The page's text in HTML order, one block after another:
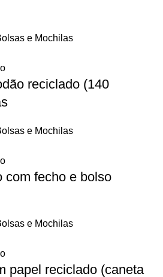
e Mochilas
reciclado (140
e Mochilas
com fecho e bolso
e Mochilas
papel reciclado (caneta